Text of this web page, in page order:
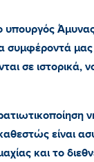
συμφέροντά μας
σε ιστορικά,
είναι
και το